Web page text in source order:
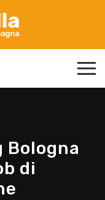
Bologna
di